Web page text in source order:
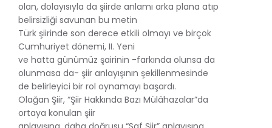
olan, dolayısıyla da şiirde anlamı arka plana atıp
belirsizliği savunan bu metin
Türk şiirinde son derece etkili olmayı ve birçok
Cumhuriyet dönemi, II. Yeni
ve hatta günümüz şairinin -farkında olunsa da
olunmasa da- şiir anlayışının şekillenmesinde
de belirleyici bir rol oynamayı başardı.
Olağan Şiir, “Şiir Hakkında Bazı Mülâhazalar”da
ortaya konulan şiir